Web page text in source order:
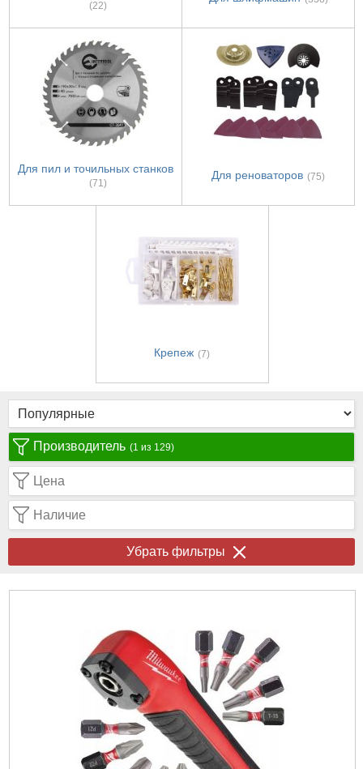
(22)
Для пил и точильных станков
(71)
Для реноваторов (75)
Крепеж (7)
Производитель (1 из 129)
Цена
Наличие
Убрать фильтры